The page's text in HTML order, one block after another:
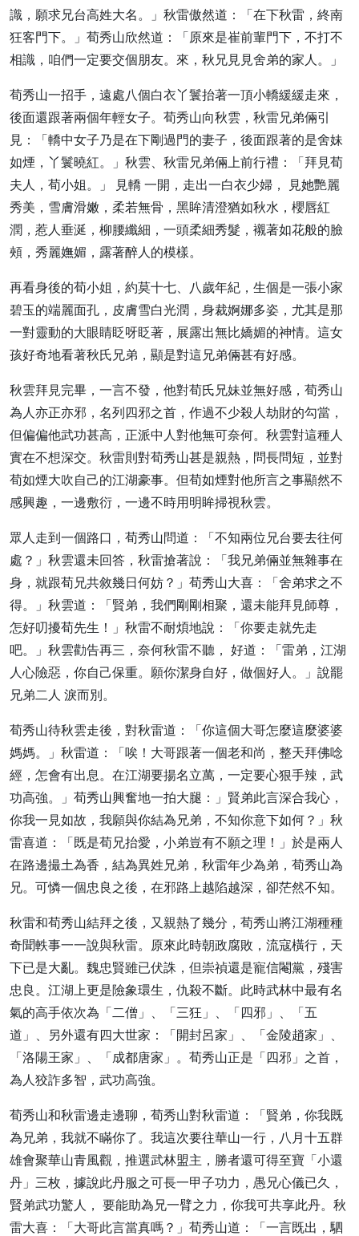
識，願求兄台高姓大名。」秋雷傲然道：「在下秋雷，終南
狂客門下。」荀秀山欣然道：「原來是崔前輩門下，不打不
相識，咱們一定要交個朋友。來，秋兄見見舍弟的家人。」
荀秀山一招手，遠處八個白衣丫鬟抬著一頂小轎緩緩走來，
後面還跟著兩個年輕女子。荀秀山向秋雲，秋雷兄弟倆引
見：「轎中女子乃是在下剛過門的妻子，後面跟著的是舍妹
如煙，丫鬟曉紅。」秋雲、秋雷兄弟倆上前行禮：「拜見荀
夫人，荀小姐。」 見轎 一開，走出一白衣少婦， 見她艷麗
秀美，雪膚滑嫩，柔若無骨，黑眸清澄猶如秋水，櫻唇紅
潤，惹人垂涎，柳腰纖細，一頭柔細秀髮，襯著如花般的臉
頰，秀麗嫵媚，露著醉人的模樣。
再看身後的荀小姐，約莫十七、八歲年紀，生個是一張小家
碧玉的端麗面孔，皮膚雪白光潤，身裁婀娜多姿，尤其是那
一對靈動的大眼睛眨呀眨著，展露出無比嬌媚的神情。這女
孩好奇地看著秋氏兄弟，顯是對這兄弟倆甚有好感。
秋雲拜見完畢，一言不發，他對荀氏兄妹並無好感，荀秀山
為人亦正亦邪，名列四邪之首，作過不少殺人劫財的勾當，
但偏偏他武功甚高，正派中人對他無可奈何。秋雲對這種人
實在不想深交。秋雷則對荀秀山甚是親熱，問長問短，並對
荀如煙大吹自己的江湖豪事。但荀如煙對他所言之事顯然不
感興趣，一邊敷衍，一邊不時用明眸掃視秋雲。
眾人走到一個路口，荀秀山問道：「不知兩位兄台要去往何
處？」秋雲還未回答，秋雷搶著說：「我兄弟倆並無雜事在
身，就跟荀兄共敘幾日何妨？」荀秀山大喜：「舍弟求之不
得。」秋雲道：「賢弟，我們剛剛相聚，還未能拜見師尊，
怎好叨擾荀先生！」秋雷不耐煩地說：「你要走就先走
吧。」秋雲勸告再三，奈何秋雷不聽， 好道：「雷弟，江湖
人心險惡，你自己保重。願你潔身自好，做個好人。」說罷
兄弟二人 淚而別。
荀秀山待秋雲走後，對秋雷道：「你這個大哥怎麼這麼婆婆
媽媽。」秋雷道：「唉！大哥跟著一個老和尚，整天拜佛唸
經，怎會有出息。在江湖要揚名立萬，一定要心狠手辣，武
功高強。」荀秀山興奮地一拍大腿：」賢弟此言深合我心，
你我一見如故，我願與你結為兄弟，不知你意下如何？」秋
雷喜道：「既是荀兄抬愛，小弟豈有不願之理！」於是兩人
在路邊撮土為香，結為異姓兄弟，秋雷年少為弟，荀秀山為
兄。可憐一個忠良之後，在邪路上越陷越深，卻茫然不知。
秋雷和荀秀山結拜之後，又親熱了幾分，荀秀山將江湖種種
奇聞軼事一一說與秋雷。原來此時朝政腐敗，流寇橫行，天
下已是大亂。魏忠賢雖已伏誅，但崇禎還是寵信閹黨，殘害
忠良。江湖上更是險象環生，仇殺不斷。此時武林中最有名
氣的高手依次為「二僧」、「三狂」、「四邪」、「五
道」、另外還有四大世家：「開封呂家」、「金陵趙家」、
「洛陽王家」、「成都唐家」。荀秀山正是「四邪」之首，
為人狡詐多智，武功高強。
荀秀山和秋雷邊走邊聊，荀秀山對秋雷道：「賢弟，你我既
為兄弟，我就不瞞你了。我這次要往華山一行，八月十五群
雄會聚華山青風觀，推選武林盟主，勝者還可得至寶「小還
丹」三枚，據說此丹服之可長一甲子功力，愚兄心儀已久，
賢弟武功驚人， 要能助為兄一臂之力，你我可共享此丹。秋
雷大喜：「大哥此言當真嗎？」荀秀山道：「一言既出，駟